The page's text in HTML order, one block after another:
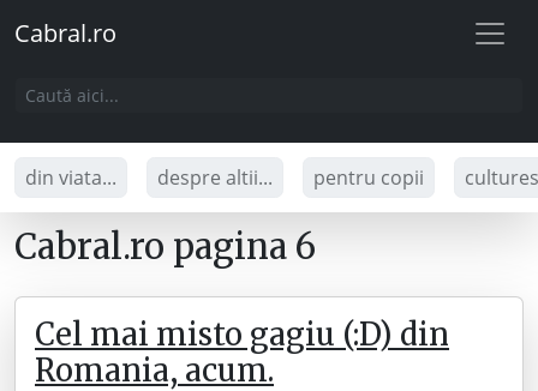
Cabral.ro
din viata... despre altii... pentru copii
Cabral.ro pagina 6
Cel mai misto gagiu (:D) din
Romania, acum.